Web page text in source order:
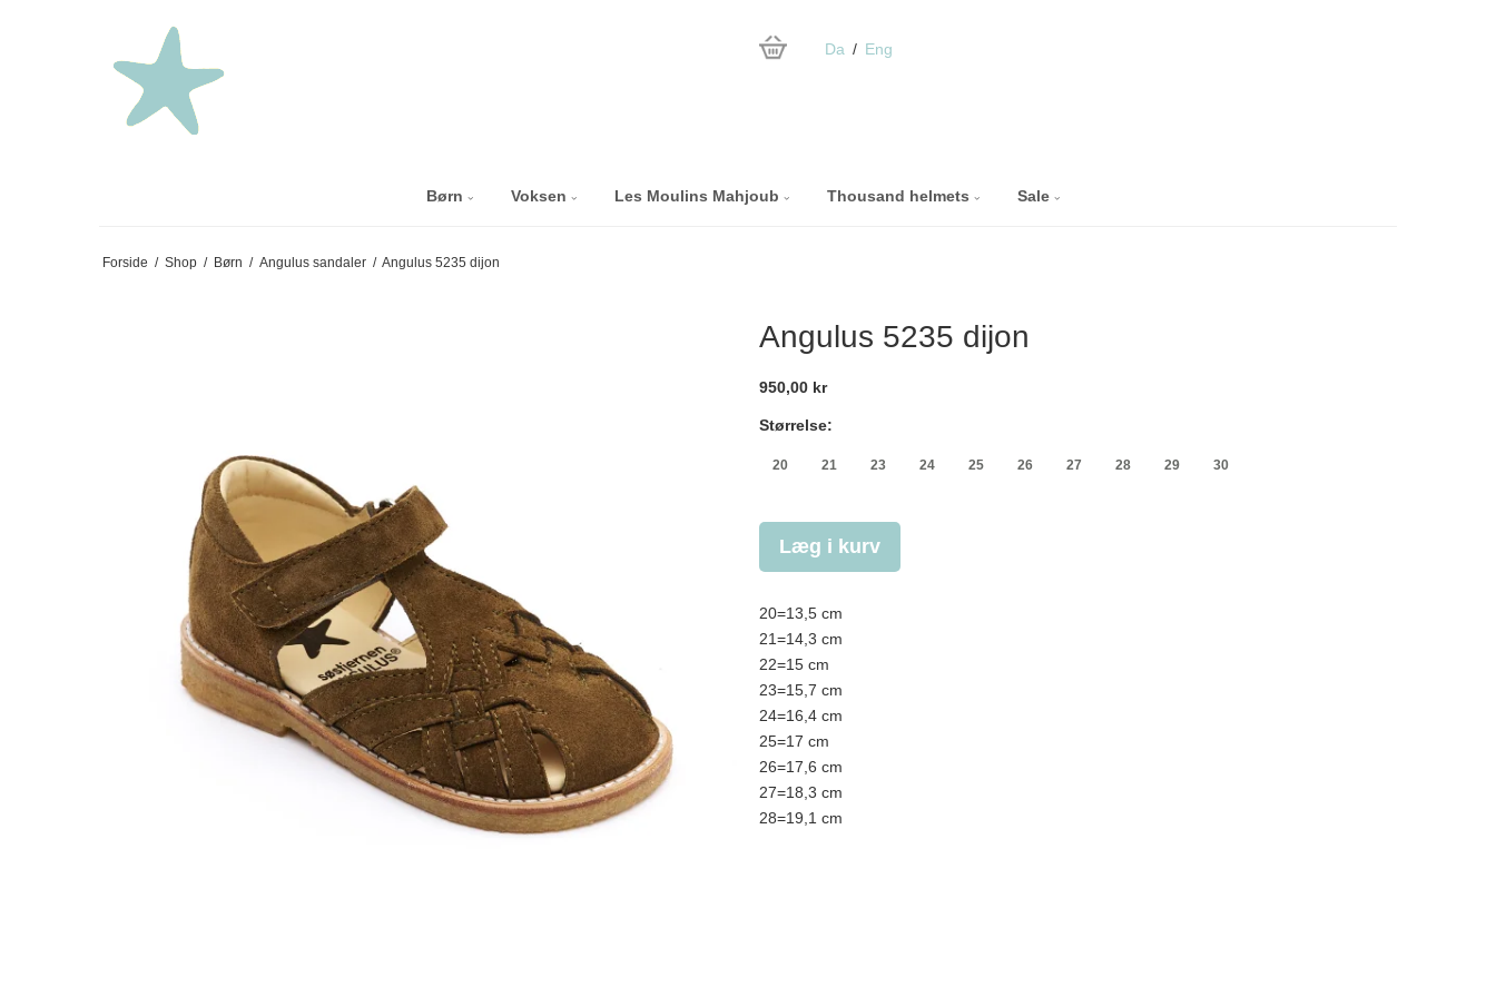
Da Eng
Børn Voksen Les Moulins Mahjoub Thousand helmets Sale
Forside / Shop / Børn / Angulus sandaler / Angulus 5235 dijon
Angulus 5235 dijon
950,00 kr
Størrelse:
20 21 23 24 25 26 27 28 29 30
Læg i kurv
20=13,5 cm
21=14,3 cm
22=15 cm
23=15,7 cm
24=16,4 cm
25=17 cm
26=17,6 cm
27=18,3 cm
28=19,1 cm